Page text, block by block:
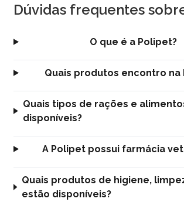
Dúvidas frequentes
O que é a Polipet?
Quais produtos encontro na
Quais tipos de rações e
disponíveis?
A Polipet possui farmácia
Quais produtos de higiene,
estão disponíveis?